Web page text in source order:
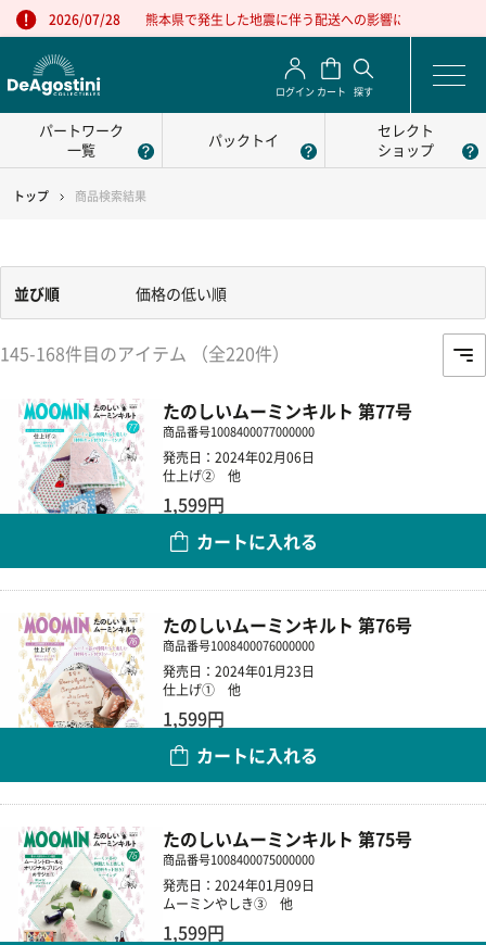
2026/07/28 熊本県で発生した地震に伴う配送への影響について
ログイン カート 探す
パートワーク
一覧
パックトイ
セレクト
ショップ
トップ 商品検索結果
並び順 価格の低い順
145-168件目のアイテム （全220件）
たのしいムーミンキルト 第77号
商品番号1008400077000000
発売日：2024年02月06日
仕上げ② 他
1,599円
カートに入れる
たのしいムーミンキルト 第76号
商品番号1008400076000000
発売日：2024年01月23日
仕上げ① 他
1,599円
カートに入れる
たのしいムーミンキルト 第75号
商品番号1008400075000000
発売日：2024年01月09日
ムーミンやしき③ 他
1,599円